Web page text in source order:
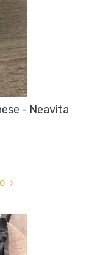
- Neavita